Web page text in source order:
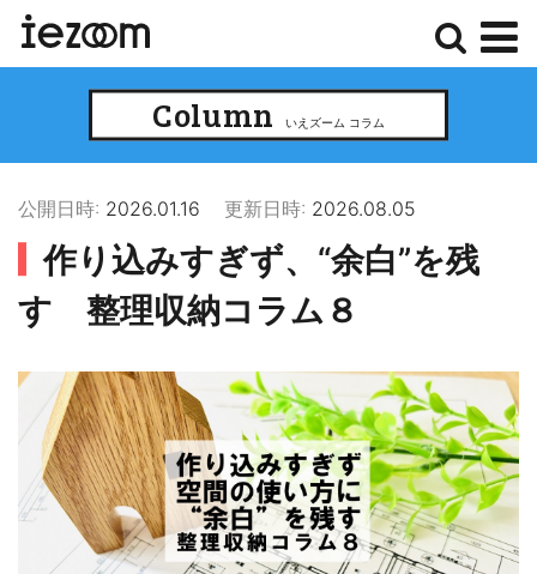
ュ
Column いえズーム コラム
公開日時: 2026.01.16 更新日時: 2026.08.05
作り込みすぎず、“余白”を残
す 整理収納コラム８